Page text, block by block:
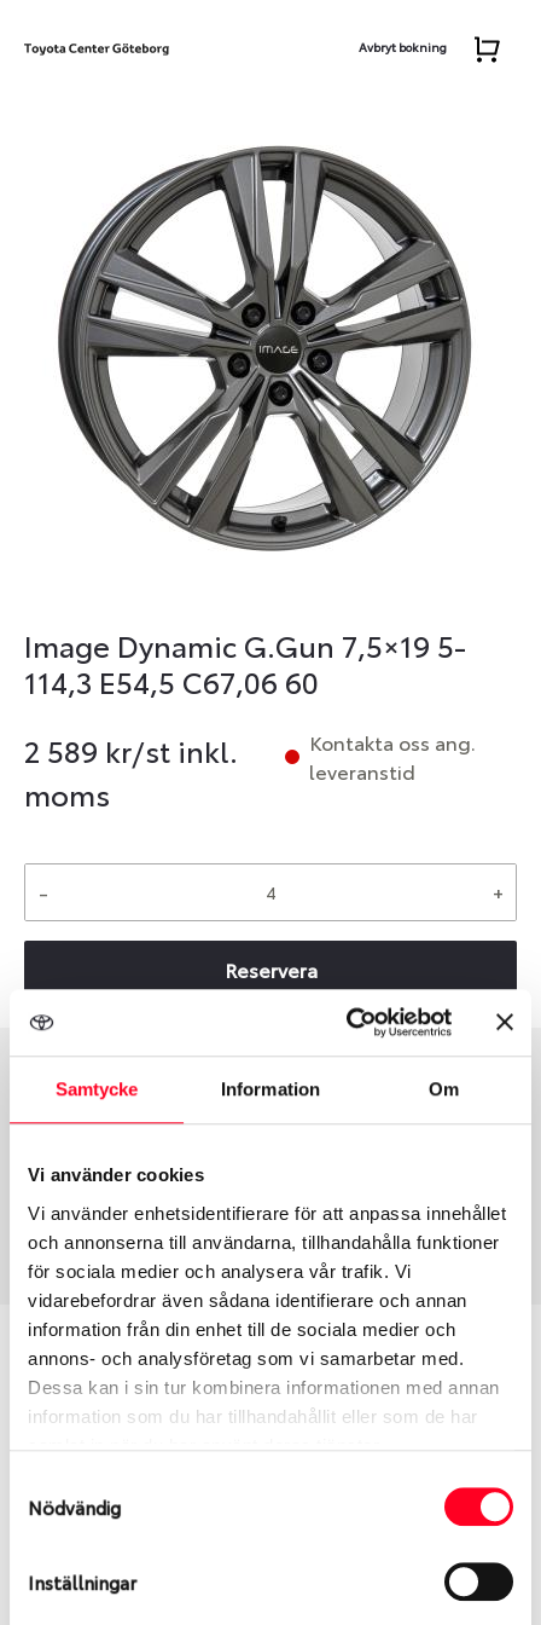
Samtycke Information Om
Vi använder cookies
Vi använder enhetsidentifierare för att anpassa innehållet
och annonserna till användarna, tillhandahålla funktioner
för sociala medier och analysera vår trafik. Vi
vidarebefordrar även sådana identifierare och annan
information från din enhet till de sociala medier och
annons- och analysföretag som vi samarbetar med.
Dessa kan i sin tur kombinera informationen med annan
information som du har tillhandahållit eller som de har
Nödvändig
Inställningar
Avbryt bokning
Image Dynamic G.Gun 7,5×19 5-
114,3 E54,5 C67,06 60
2 589 kr/st inkl.
moms
Kontakta oss ang.
leveranstid
- +
Reservera
Group
Fälg PV/C LM
Tum
19
54.5
Centre Diameter
114.3
Art nummer
6465
Passar denna fälg min bil?
Ange registreringsnummer för att se om den fälg
Ibland kan fälgen ha bytts ut under årens lopp och
inte vara samma dimension som bilen hade ut från